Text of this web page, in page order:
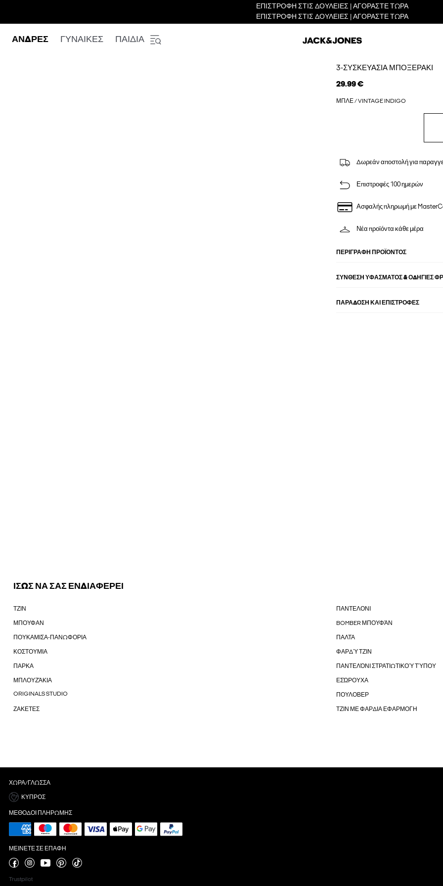
ΕΠΙΣΤΡΟΦΗ ΣΤΙΣ ΔΟΥΛΕΙΕΣ | ΑΓΟΡΑΣΤΕ ΤΩΡΑ
ΕΠΙΣΤΡΟΦΗ ΣΤΙΣ ΔΟΥΛΕΙΕΣ | ΑΓΟΡΑΣΤΕ ΤΩΡΑ
ΑΝΔΡΕΣ ΓΥΝΑΙΚΕΣ ΠΑΙΔΙΑ
3-ΣΥΣΚΕΥΑΣΊΑ ΜΠΟΞΕΡΆΚΙ
29.99 €
ΜΠΛΕ / VINTAGE INDIGO
Δωρεάν αποστολή για
Επιστροφές 100 ημερών
Ασφαλής πληρωμή με
Νέα προϊόντα κάθε μέρα
ΠΕΡΙΓΡΑΦΉ ΠΡΟΪΌΝΤΟΣ
ΣΎΝΘΕΣΗ ΥΦΆΣΜΑΤΟΣ & ΟΔΗΓΊΕΣ
ΠΑΡΑΔΟΣΗ ΚΑΙ ΕΠΙΣΤΡΟΦΕΣ
ΙΣΩΣ ΝΑ ΣΑΣ ΕΝΔΙΑΦΕΡΕΙ
ΤΖΙΝ ΠΑΝΤΕΛΟΝΙ
ΜΠΟΥΦΑΝ BOMBER ΜΠΟΥΦΆΝ
ΠΟΥΚΑΜΙΣΑ-ΠΑΝΩΦΟΡΙΑ ΠΑΛΤΑ
ΚΟΣΤΟΥΜΙΑ ΦΑΡΔΎ ΤΖΙΝ
ΠΑΡΚΑ ΠΑΝΤΕΛΌΝΙ ΣΤΡΑΤΙΩΤΙΚΟΎ ΤΎΠΟΥ
ΜΠΛΟΥΖΆΚΙΑ ΕΣΏΡΟΥΧΑ
ORIGINALS STUDIO ΠΟΥΛΟΒΕΡ
ΖΑΚΕΤΕΣ ΤΖΙΝ ΜΕ ΦΑΡΔΙΑ ΕΦΑΡΜΟΓΗ
ΧΏΡΑ/ΓΛΏΣΣΑ
ΚΎΠΡΟΣ
ΜΈΘΟΔΟΙ ΠΛΗΡΩΜΉΣ
ΜΕΊΝΕΤΕ ΣΕ ΕΠΑΦΉ
Trustpilot